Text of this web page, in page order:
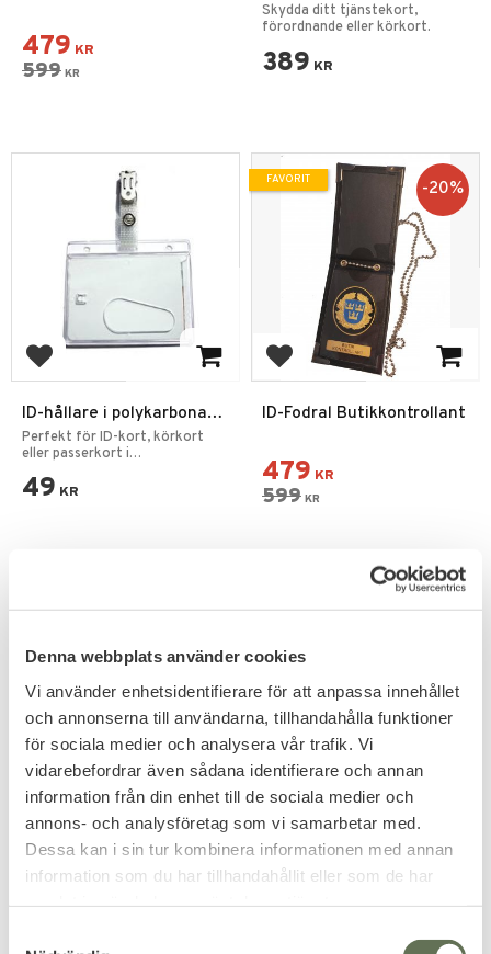
Denna webbplats använder cookies
Vi använder enhetsidentifierare för att anpassa innehållet
och annonserna till användarna, tillhandahålla funktioner
för sociala medier och analysera vår trafik. Vi
vidarebefordrar även sådana identifierare och annan
information från din enhet till de sociala medier och
annons- och analysföretag som vi samarbetar med.
Dessa kan i sin tur kombinera informationen med annan
information som du har tillhandahållit eller som de har
479 KR
599 KR
Skydda ditt tjänstekort,
förordnande eller körkort.
389 KR
Lägg till i favoriter
ID-hållare i polykarbonat
med clip
Perfekt för ID-kort, körkort
eller passerkort i
49 KR
Lägg till i favoriter
ID-Fodral Butikkontrollant
479 KR
599 KR
20%
FAVORIT
Lägg till i favoriter
ID-Fodral Personskydd
479KR
20%
Lägg till i favoriter
ID-Fodral Skyddsvakt
479KR
20%